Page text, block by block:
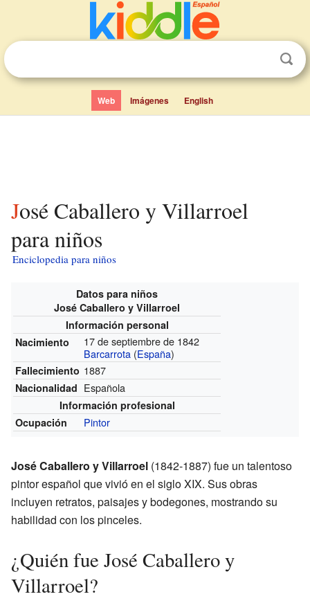
Web Imágenes English
José Caballero y Villarroel
para niños
Enciclopedia para niños
Datos para niños
José Caballero y Villarroel
Información personal
Nacimiento
17 de septiembre de 1842
Barcarrota (España)
Fallecimiento 1887
Nacionalidad Española
Información profesional
Ocupación
Pintor
José Caballero y Villarroel (1842-1887) fue un talentoso
pintor español que vivió en el siglo XIX. Sus obras
incluyen retratos, paisajes y bodegones, mostrando su
habilidad con los pinceles.
¿Quién fue José Caballero y
Villarroel?